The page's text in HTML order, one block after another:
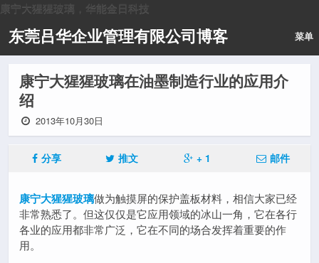
康宁大猩猩玻璃，华能金日科技
东莞吕华企业管理有限公司博客 菜单
康宁大猩猩玻璃在油墨制造行业的应用介
绍
2013年10月30日
分享 推文 + 1 邮件
康宁大猩猩玻璃做为触摸屏的保护盖板材料，相信大家已经
非常熟悉了。但这仅仅是它应用领域的冰山一角，它在各行
各业的应用都非常广泛，它在不同的场合发挥着重要的作
用。